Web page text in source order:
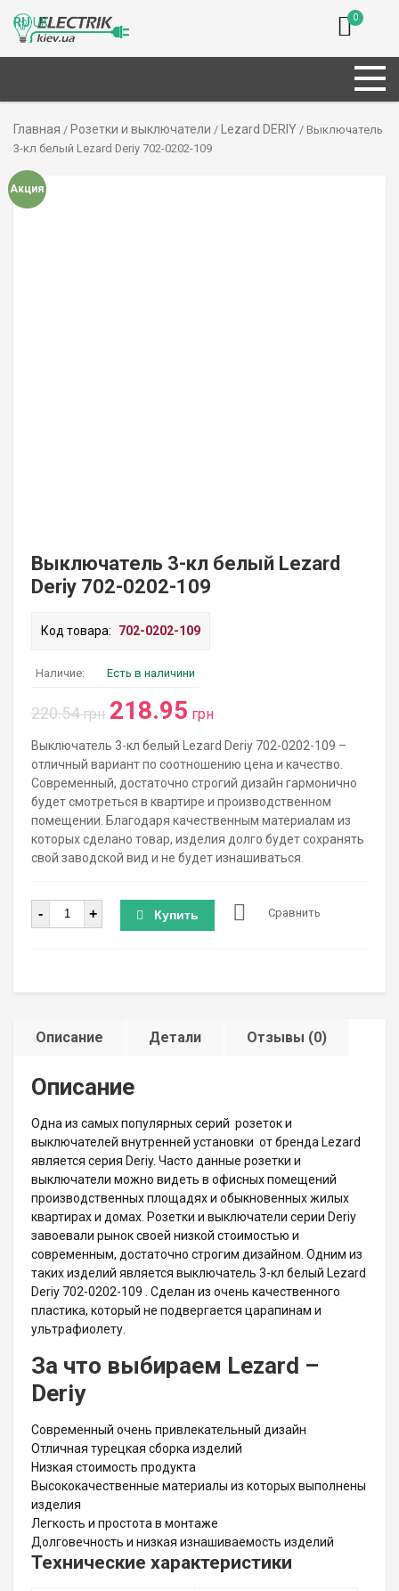
0
Главная / Розетки и выключатели / Lezard DERIY / Выключатель
3-кл белый Lezard Deriy 702-0202-109
Акция
Выключатель 3-кл белый Lezard
Deriy 702-0202-109
Код товара: 702-0202-109
Наличие: Есть в наличини
220.54грн 218.95 грн
Выключатель 3-кл белый Lezard Deriy 702-0202-109 –
отличный вариант по соотношению цена и качество.
Современный, достаточно строгий дизайн гармонично
будет смотреться в квартире и производственном
помещении. Благодаря качественным материалам из
которых сделано товар, изделия долго будет сохранять
свой заводской вид и не будет изнашиваться.
Количество
- + Купить Сравнить
Описание Детали Отзывы (0)
Описание
Одна из самых популярных серий розеток и
выключателей внутренней установки от бренда Lezard
является серия Deriy. Часто данные розетки и
выключатели можно видеть в офисных помещений
производственных площадях и обыкновенных жилых
квартирах и домах. Розетки и выключатели серии Deriy
завоевали рынок своей низкой стоимостью и
современным, достаточно строгим дизайном. Одним из
таких изделий является выключатель 3-кл белый Lezard
Deriy 702-0202-109 . Сделан из очень качественного
пластика, который не подвергается царапинам и
ультрафиолету.
За что выбираем Lezard –
Deriy
Современный очень привлекательный дизайн
Отличная турецкая сборка изделий
Низкая стоимость продукта
Высококачественные материалы из которых выполнены
изделия
Легкость и простота в монтаже
Долговечность и низкая изнашиваемость изделий
Технические характеристики
RUUK